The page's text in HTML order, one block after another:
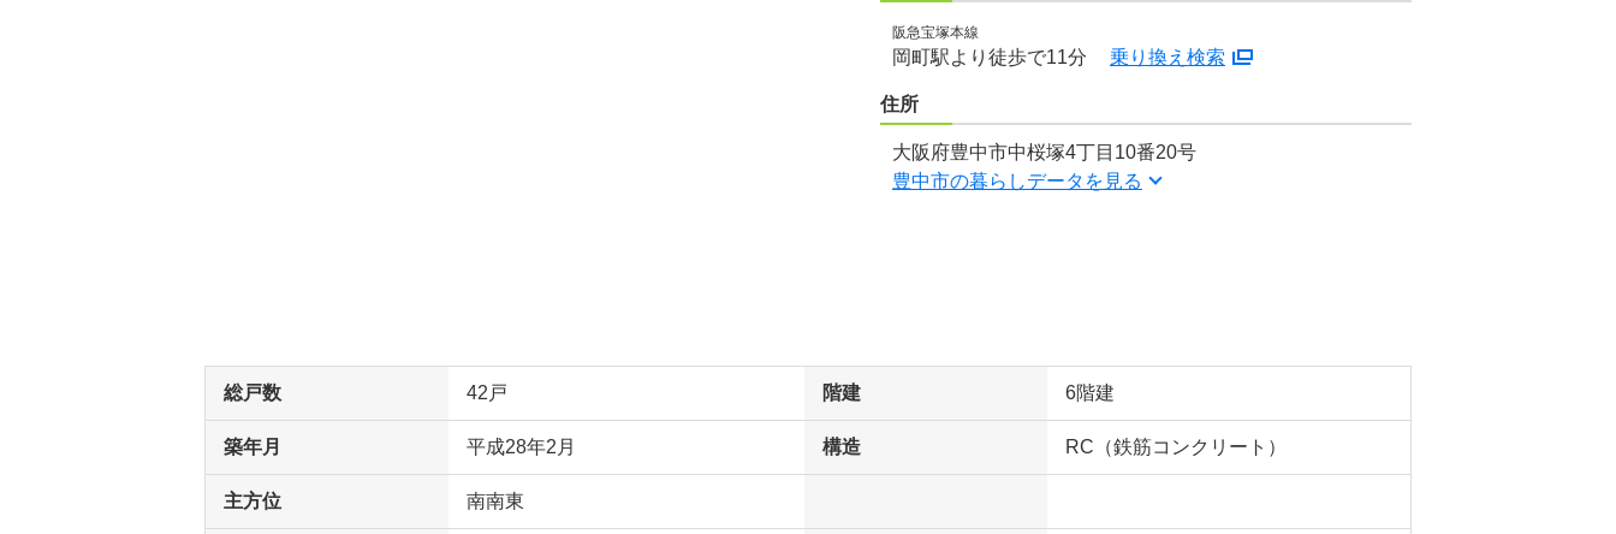
阪急宝塚本線
岡町駅より徒歩で11分 乗り換え検索
住所
大阪府豊中市中桜塚4丁目10番20号
豊中市の暮らしデータを見る
総戸数 42戸 階建 6階建
築年月 平成28年2月 構造 RC（鉄筋コンクリート）
主方位 南南東